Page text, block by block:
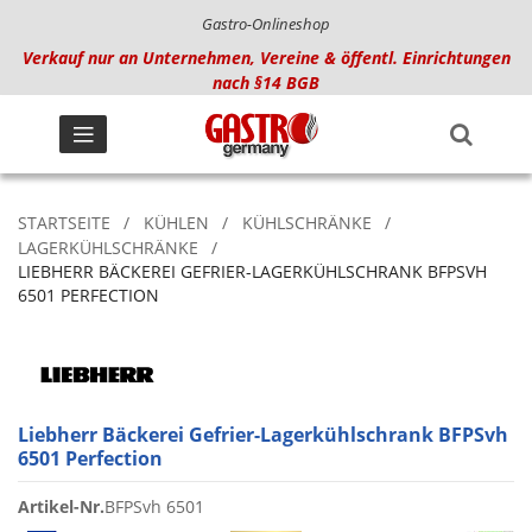
Gastro-Onlineshop
Verkauf nur an Unternehmen, Vereine & öffentl. Einrichtungen
nach §14 BGB
STARTSEITE KÜHLEN
KÜHLSCHRÄNKE
LAGERKÜHLSCHRÄNKE
LIEBHERR BÄCKEREI GEFRIER-LAGERKÜHLSCHRANK BFPSVH
6501 PERFECTION
Liebherr Bäckerei Gefrier-Lagerkühlschrank BFPSvh
6501 Perfection
Artikel-Nr.BFPSvh 6501